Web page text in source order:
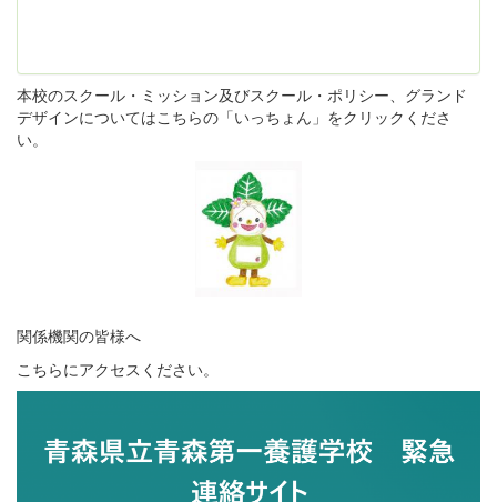
本校のスクール・ミッション及びスクール・ポリシー、グランド
デザインについてはこちらの「いっちょん」をクリックくださ
い。
関係機関の皆様へ
こちらにアクセスください。